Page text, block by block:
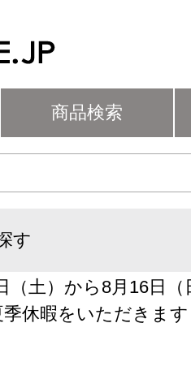
商品検索
す
（土）から8月16日
季休暇をいただきます